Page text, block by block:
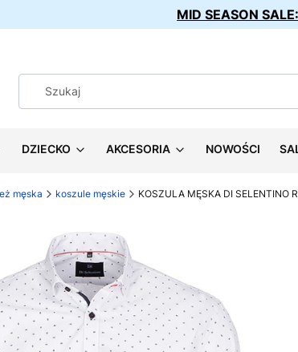
MID SEASON SALE:
DZIECKO AKCESORIA NOWOŚCI
męska koszule męskie KOSZULA MĘSKA DI SELENTINO